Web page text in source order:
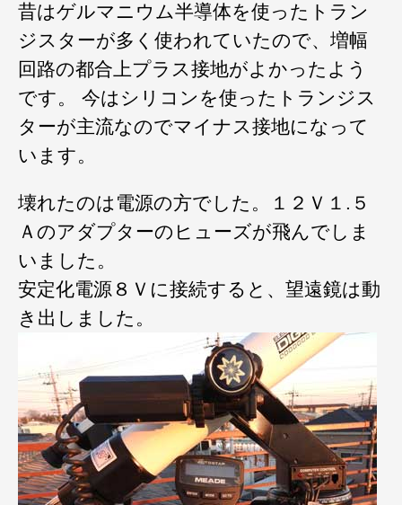
昔はゲルマニウム半導体を使ったトラン
ジスターが多く使われていたので、増幅
回路の都合上プラス接地がよかったよう
です。 今はシリコンを使ったトランジス
ターが主流なのでマイナス接地になって
います。
壊れたのは電源の方でした。１２Ｖ１.５
Ａのアダプターのヒューズが飛んでしま
いました。
安定化電源８Ｖに接続すると、望遠鏡は動
き出しました。